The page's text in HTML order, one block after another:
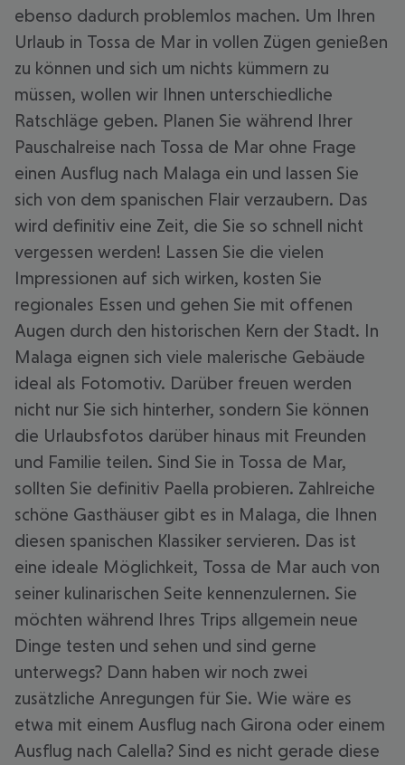
ebenso dadurch problemlos machen. Um Ihren
Urlaub in Tossa de Mar in vollen Zügen genießen
zu können und sich um nichts kümmern zu
müssen, wollen wir Ihnen unterschiedliche
Ratschläge geben. Planen Sie während Ihrer
Pauschalreise nach Tossa de Mar ohne Frage
einen Ausflug nach Malaga ein und lassen Sie
sich von dem spanischen Flair verzaubern. Das
wird definitiv eine Zeit, die Sie so schnell nicht
vergessen werden! Lassen Sie die vielen
Impressionen auf sich wirken, kosten Sie
regionales Essen und gehen Sie mit offenen
Augen durch den historischen Kern der Stadt. In
Malaga eignen sich viele malerische Gebäude
ideal als Fotomotiv. Darüber freuen werden
nicht nur Sie sich hinterher, sondern Sie können
die Urlaubsfotos darüber hinaus mit Freunden
und Familie teilen. Sind Sie in Tossa de Mar,
sollten Sie definitiv Paella probieren. Zahlreiche
schöne Gasthäuser gibt es in Malaga, die Ihnen
diesen spanischen Klassiker servieren. Das ist
eine ideale Möglichkeit, Tossa de Mar auch von
seiner kulinarischen Seite kennenzulernen. Sie
möchten während Ihres Trips allgemein neue
Dinge testen und sehen und sind gerne
unterwegs? Dann haben wir noch zwei
zusätzliche Anregungen für Sie. Wie wäre es
etwa mit einem Ausflug nach Girona oder einem
Ausflug nach Calella? Sind es nicht gerade diese